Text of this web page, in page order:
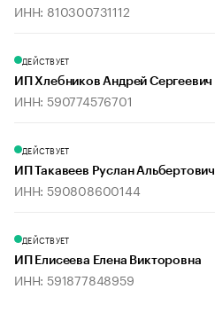
ИНН: 810300731112
ДЕЙСТВУЕТ
ИП Хлебников Андрей Сергеевич
ИНН: 590774576701
ДЕЙСТВУЕТ
ИП Такавеев Руслан Альбертович
ИНН: 590808600144
ДЕЙСТВУЕТ
ИП Елисеева Елена Викторовна
ИНН: 591877848959